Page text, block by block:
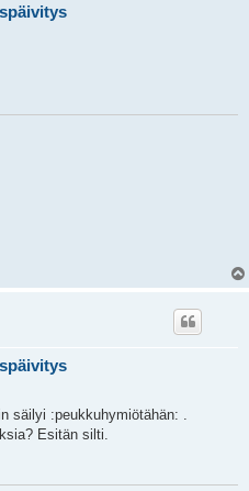
säilyi :peukkuhymiötähän: .
Esitän silti.